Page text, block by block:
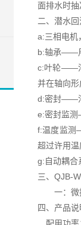
面排水时
二、潜水
a:三相电机
b:轴承——
c:叶轮——
并在轴向
d:密封——
e:密封监测
f:温度监测
超过许用
g:自动耦
三、QJB-
一：微扬
四、产品